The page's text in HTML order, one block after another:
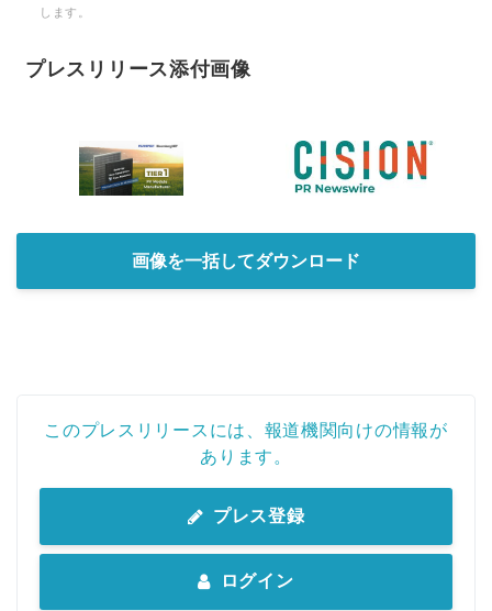
します。
プレスリリース添付画像
画像を一括してダウンロード
このプレスリリースには、報道機関向けの情報が
あります。
プレス登録
ログイン